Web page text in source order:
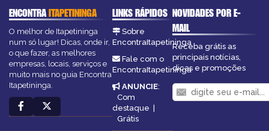
ENCONTRAITAPETININGA
O melhor de Itapetininga
num só lugar! Dicas, onde ir,
o que fazer, as melhores
empresas, locais, serviços e
muito mais no guia Encontra
Itapetininga.
LINKS RÁPIDOS
Sobre
EncontraItapetininga
Fale com o
EncontraItapetininga
ANUNCIE:
Com
destaque
Grátis
NOVIDADES POR E-
MAIL
Receba grátis as
principais notícias,
dicas e promoções